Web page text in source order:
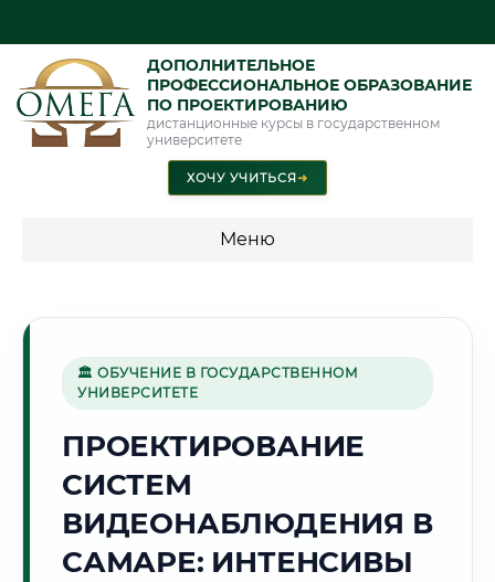
ДОПОЛНИТЕЛЬНОЕ
ПРОФЕССИОНАЛЬНОЕ ОБРАЗОВАНИЕ
ПО ПРОЕКТИРОВАНИЮ
дистанционные курсы в государственном
университете
ХОЧУ УЧИТЬСЯ➜
Меню
🌉
23:21:43
🏛 ОБУЧЕНИЕ В ГОСУДАРСТВЕННОМ
УНИВЕРСИТЕТЕ
ПРОЕКТИРОВАНИЕ
СИСТЕМ
ВИДЕОНАБЛЮДЕНИЯ В
САМАРЕ: ИНТЕНСИВЫ